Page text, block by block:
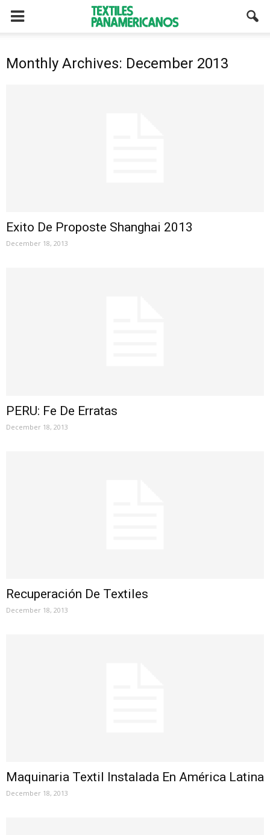
Monthly Archives: December 2013
Exito De Proposte Shanghai 2013
December 18, 2013
PERU: Fe De Erratas
December 18, 2013
Recuperación De Textiles
December 18, 2013
Maquinaria Textil Instalada En América Latina
December 18, 2013